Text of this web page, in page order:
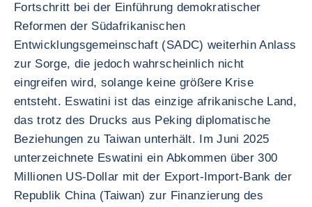
Fortschritt bei der Einführung demokratischer
Reformen der Südafrikanischen
Entwicklungsgemeinschaft (SADC) weiterhin Anlass
zur Sorge, die jedoch wahrscheinlich nicht
eingreifen wird, solange keine größere Krise
entsteht. Eswatini ist das einzige afrikanische Land,
das trotz des Drucks aus Peking diplomatische
Beziehungen zu Taiwan unterhält. Im Juni 2025
unterzeichnete Eswatini ein Abkommen über 300
Millionen US-Dollar mit der Export-Import-Bank der
Republik China (Taiwan) zur Finanzierung des